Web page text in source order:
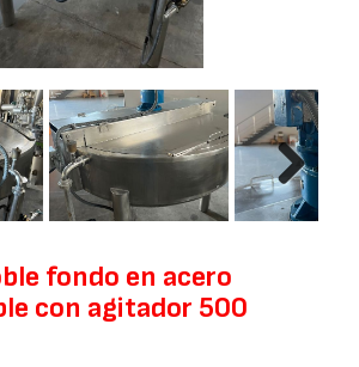
Next
fondo en acero
con agitador 500